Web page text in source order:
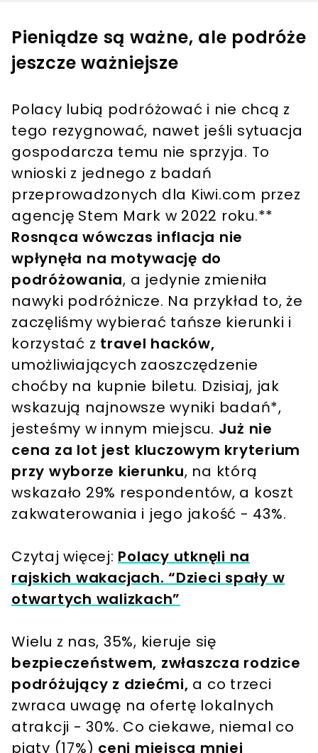
Pieniądze są ważne, ale podróże
jeszcze ważniejsze
Polacy lubią podróżować i nie chcą z
tego rezygnować, nawet jeśli sytuacja
gospodarcza temu nie sprzyja. To
wnioski z jednego z badań
przeprowadzonych dla Kiwi.com przez
agencję Stem Mark w 2022 roku.**
Rosnąca wówczas inflacja nie
wpłynęła na motywację do
podróżowania, a jedynie zmieniła
nawyki podróżnicze. Na przykład to, że
zaczęliśmy wybierać tańsze kierunki i
korzystać z travel hacków,
umożliwiających zaoszczędzenie
choćby na kupnie biletu. Dzisiaj, jak
wskazują najnowsze wyniki badań*,
jesteśmy w innym miejscu. Już nie
cena za lot jest kluczowym kryterium
przy wyborze kierunku, na którą
wskazało 29% respondentów, a koszt
zakwaterowania i jego jakość - 43%.
Czytaj więcej: Polacy utknęli na
rajskich wakacjach. “Dzieci spały w
otwartych walizkach”
Wielu z nas, 35%, kieruje się
bezpieczeństwem, zwłaszcza rodzice
podróżujący z dziećmi, a co trzeci
zwraca uwagę na ofertę lokalnych
atrakcji - 30%. Co ciekawe, niemal co
piąty (17%) ceni miejsca mniej